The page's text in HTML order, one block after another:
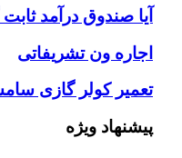
آیا صندوق درآمد
اجاره ون تشریفاتی
تعمیر کولر گازی
پیشنهاد ویژه